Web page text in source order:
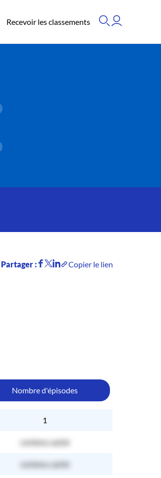
Recevoir les classements
Partager : Copier le lien
Nombre d'épisodes
1
contenu caché
contenu caché